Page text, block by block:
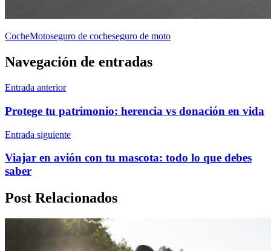
CocheMotoseguro de cocheseguro de moto
Navegación de entradas
Entrada anterior
Protege tu patrimonio: herencia vs donación en vida
Entrada siguiente
Viajar en avión con tu mascota: todo lo que debes
saber
Post Relacionados